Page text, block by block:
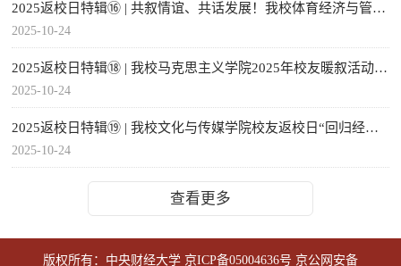
2025返校日特辑⑯ | 共叙情谊、共话发展！我校体育经济与管理学院校友返校活动顺利...
2025-10-24
2025返校日特辑⑱ | 我校马克思主义学院2025年校友暖叙活动圆满举行
2025-10-24
2025返校日特辑⑲ | 我校文化与传媒学院校友返校日“回归经典课堂”讲座成功举办
2025-10-24
查看更多
版权所有：中央财经大学 京ICP备05004636号 京公网安备